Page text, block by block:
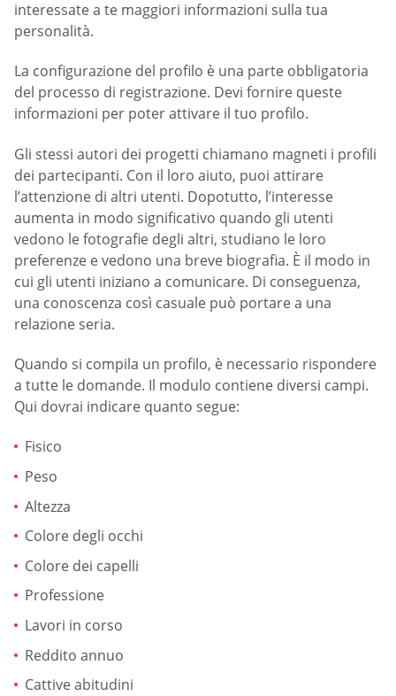
interessate a te maggiori informazioni sulla tua
personalità.
La configurazione del profilo è una parte obbligatoria
del processo di registrazione. Devi fornire queste
informazioni per poter attivare il tuo profilo.
Gli stessi autori dei progetti chiamano magneti i profili
dei partecipanti. Con il loro aiuto, puoi attirare
l’attenzione di altri utenti. Dopotutto, l’interesse
aumenta in modo significativo quando gli utenti
vedono le fotografie degli altri, studiano le loro
preferenze e vedono una breve biografia. È il modo in
cui gli utenti iniziano a comunicare. Di conseguenza,
una conoscenza così casuale può portare a una
relazione seria.
Quando si compila un profilo, è necessario rispondere
a tutte le domande. Il modulo contiene diversi campi.
Qui dovrai indicare quanto segue:
Fisico
Peso
Altezza
Colore degli occhi
Colore dei capelli
Professione
Lavori in corso
Reddito annuo
Cattive abitudini